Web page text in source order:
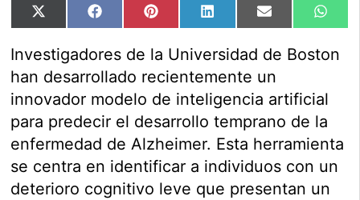
Compartir
en
X
Compartir
en
FacebookCompartir
en
PinterestCompartir
en
LinkedInCompartir
en
Email
en
Investigadores de la Universidad de Boston
han desarrollado recientemente un
innovador modelo de inteligencia artificial
para predecir el desarrollo temprano de la
enfermedad de Alzheimer. Esta herramienta
se centra en identificar a individuos con un
deterioro cognitivo leve que presentan un